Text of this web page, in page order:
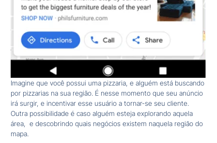
Imagine que você possui uma pizzaria, e alguém está buscando
por pizzarias na sua região. É nesse momento que seu anúncio
irá surgir, e incentivar esse usuário a tornar-se seu cliente.
Outra possibilidade é caso alguém esteja explorando aquela
área, e descobrindo quais negócios existem naquela região do
mapa.